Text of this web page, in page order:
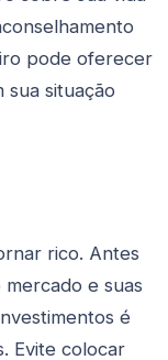
pode oferecer
sua situação
rico. Antes
e suas
é
Evite colocar